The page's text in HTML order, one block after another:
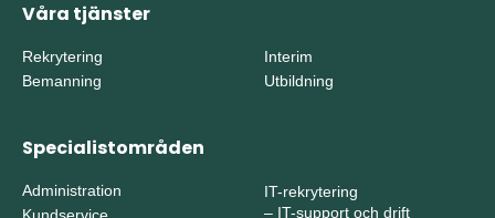
Våra tjänster
Rekrytering
Bemanning
Interim
Utbildning
Specialistområden
Administration
Kundservice
IT-rekrytering
– IT-support och drift